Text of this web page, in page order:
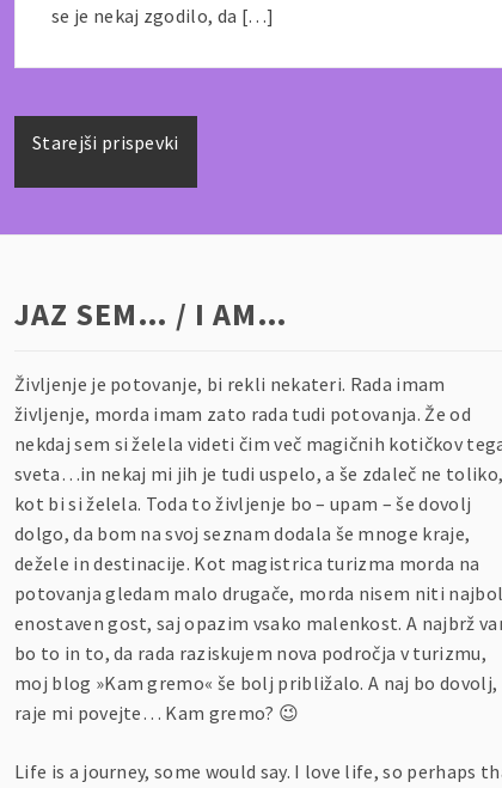
se je nekaj zgodilo, da […]
Navigacija
Starejši prispevki
JAZ SEM… / I AM…
Življenje je potovanje, bi rekli nekateri. Rada imam
življenje, morda imam zato rada tudi potovanja. Že od
nekdaj sem si želela videti čim več magičnih kotičkov
sveta…in nekaj mi jih je tudi uspelo, a še zdaleč ne toliko,
kot bi si želela. Toda to življenje bo – upam – še dovolj
dolgo, da bom na svoj seznam dodala še mnoge kraje,
dežele in destinacije. Kot magistrica turizma morda na
potovanja gledam malo drugače, morda nisem niti
enostaven gost, saj opazim vsako malenkost. A najbrž
bo to in to, da rada raziskujem nova področja v turizmu,
moj blog »Kam gremo« še bolj približalo. A naj bo dovolj,
raje mi povejte… Kam gremo? 😉
Life is a journey, some would say. I love life, so perhaps